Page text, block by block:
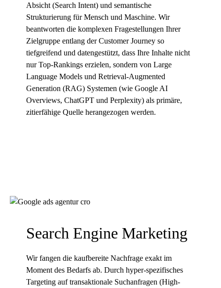
Absicht (Search Intent) und semantische
Strukturierung für Mensch und Maschine. Wir
beantworten die komplexen Fragestellungen Ihrer
Zielgruppe entlang der Customer Journey so
tiefgreifend und datengestützt, dass Ihre Inhalte nicht
nur Top-Rankings erzielen, sondern von Large
Language Models und Retrieval-Augmented
Generation (RAG) Systemen (wie Google AI
Overviews, ChatGPT und Perplexity) als primäre,
zitierfähige Quelle herangezogen werden.
Search Engine Marketing
Wir fangen die kaufbereite Nachfrage exakt im
Moment des Bedarfs ab. Durch hyper-spezifisches
Targeting auf transaktionale Suchanfragen (High-